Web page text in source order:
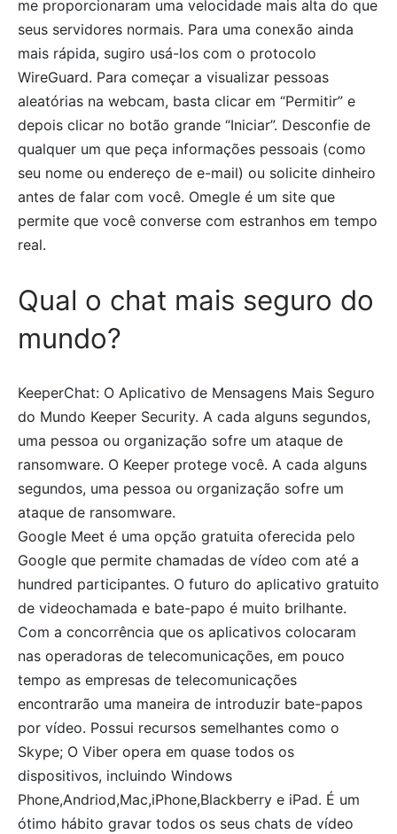
me proporcionaram uma velocidade mais alta do que
seus servidores normais. Para uma conexão ainda
mais rápida, sugiro usá-los com o protocolo
WireGuard. Para começar a visualizar pessoas
aleatórias na webcam, basta clicar em “Permitir” e
depois clicar no botão grande “Iniciar”. Desconfie de
qualquer um que peça informações pessoais (como
seu nome ou endereço de e-mail) ou solicite dinheiro
antes de falar com você. Omegle é um site que
permite que você converse com estranhos em tempo
real.
Qual o chat mais seguro do
mundo?
KeeperChat: O Aplicativo de Mensagens Mais Seguro
do Mundo Keeper Security. A cada alguns segundos,
uma pessoa ou organização sofre um ataque de
ransomware. O Keeper protege você. A cada alguns
segundos, uma pessoa ou organização sofre um
ataque de ransomware.
Google Meet é uma opção gratuita oferecida pelo
Google que permite chamadas de vídeo com até a
hundred participantes. O futuro do aplicativo gratuito
de videochamada e bate-papo é muito brilhante.
Com a concorrência que os aplicativos colocaram
nas operadoras de telecomunicações, em pouco
tempo as empresas de telecomunicações
encontrarão uma maneira de introduzir bate-papos
por vídeo. Possui recursos semelhantes como o
Skype; O Viber opera em quase todos os
dispositivos, incluindo Windows
Phone,Andriod,Mac,iPhone,Blackberry e iPad. É um
ótimo hábito gravar todos os seus chats de vídeo